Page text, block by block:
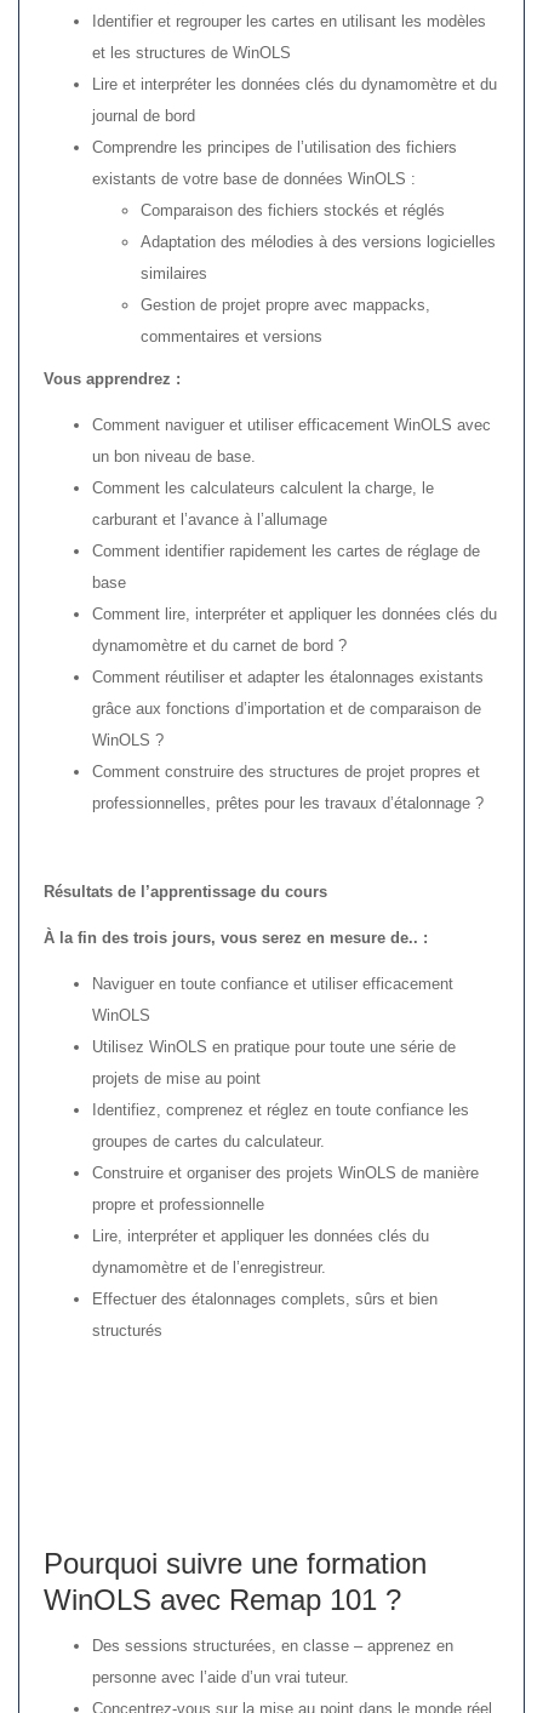
Identifier et regrouper les cartes en utilisant les modèles
et les structures de WinOLS
Lire et interpréter les données clés du dynamomètre et du
journal de bord
Comprendre les principes de l’utilisation des fichiers
existants de votre base de données WinOLS :
Comparaison des fichiers stockés et réglés
Adaptation des mélodies à des versions logicielles
similaires
Gestion de projet propre avec mappacks,
commentaires et versions
Vous apprendrez :
Comment naviguer et utiliser efficacement WinOLS avec
un bon niveau de base.
Comment les calculateurs calculent la charge, le
carburant et l’avance à l’allumage
Comment identifier rapidement les cartes de réglage de
base
Comment lire, interpréter et appliquer les données clés du
dynamomètre et du carnet de bord ?
Comment réutiliser et adapter les étalonnages existants
grâce aux fonctions d’importation et de comparaison de
WinOLS ?
Comment construire des structures de projet propres et
professionnelles, prêtes pour les travaux d’étalonnage ?
Résultats de l’apprentissage du cours
À la fin des trois jours, vous serez en mesure de.. :
Naviguer en toute confiance et utiliser efficacement
WinOLS
Utilisez WinOLS en pratique pour toute une série de
projets de mise au point
Identifiez, comprenez et réglez en toute confiance les
groupes de cartes du calculateur.
Construire et organiser des projets WinOLS de manière
propre et professionnelle
Lire, interpréter et appliquer les données clés du
dynamomètre et de l’enregistreur.
Effectuer des étalonnages complets, sûrs et bien
structurés
Pourquoi suivre une formation
WinOLS avec Remap 101 ?
Des sessions structurées, en classe – apprenez en
personne avec l’aide d’un vrai tuteur.
Concentrez-vous sur la mise au point dans le monde réel,